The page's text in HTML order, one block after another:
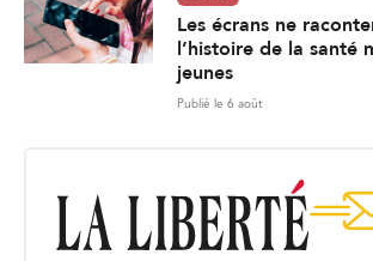
Les écrans ne
l’histoire de la santé
jeunes
Publié le 6 août